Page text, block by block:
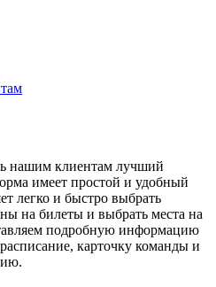
нашим клиентам лучший
имеет простой и удобный
легко и быстро выбрать
на билеты и выбрать места на
подробную информацию
карточку команды и